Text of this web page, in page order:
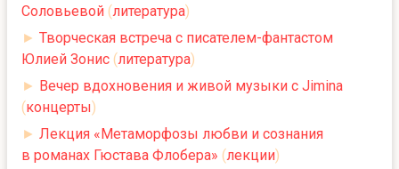
Соловьевой (литература)
► Творческая встреча с писателем-фантастом
Юлией Зонис (литература)
► Вечер вдохновения и живой музыки с Jimina
(концерты)
► Лекция «Метаморфозы любви и сознания
в романах Гюстава Флобера» (лекции)